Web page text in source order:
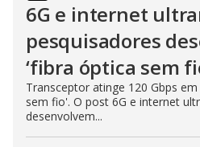
6G e internet
pesquisadores
‘fibra óptica sem
Transceptor atinge 120 Gbps
sem fio'. O post 6G e internet
desenvolvem...